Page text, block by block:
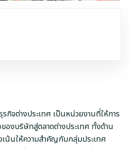
กิจต่างประเทศ เป็นหน่วยงานที่ให้การ
องบริษัทสู่ตลาดต่างประเทศ ทั้งด้าน
เน้นให้ความสำคัญกับกลุ่มประเทศ